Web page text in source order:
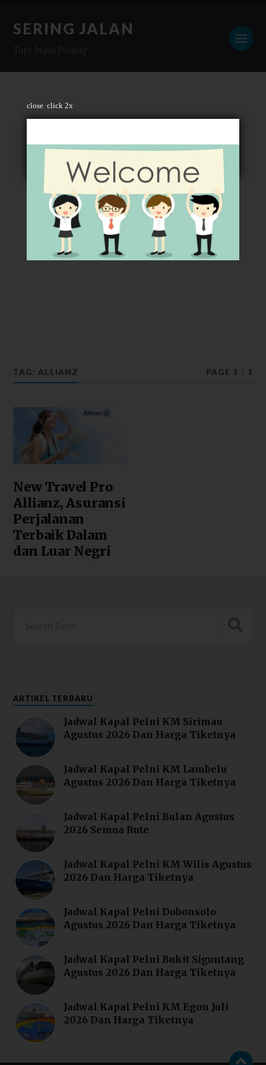
close click 2x
SERING JALAN
TAG: ALLIANZ PAGE 1 1
New Travel Pro
Allianz, Asuransi
Perjalanan
Terbaik Dalam
dan Luar Negri
ARTIKEL TERBARU
Jadwal Kapal Pelni KM Sirimau
Agustus 2026 Dan Harga Tiketnya
Jadwal Kapal Pelni KM Lambelu
Agustus 2026 Dan Harga Tiketnya
Jadwal Kapal Pelni Bulan Agustus
2026 Semua Rute
Jadwal Kapal Pelni KM Wilis Agustus
2026 Dan Harga Tiketnya
Jadwal Kapal Pelni Dobonsolo
Agustus 2026 Dan Harga Tiketnya
Jadwal Kapal Pelni Bukit Siguntang
Agustus 2026 Dan Harga Tiketnya
Jadwal Kapal Pelni KM Egon Juli
2026 Dan Harga Tiketnya